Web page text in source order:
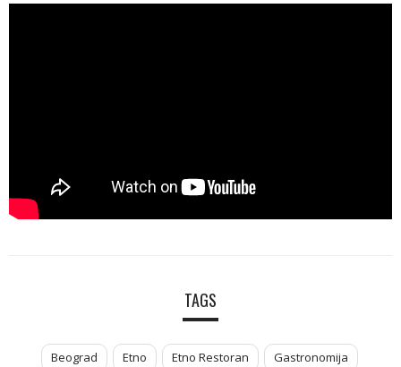
TAGS
Beograd Etno Etno Restoran Gastronomija